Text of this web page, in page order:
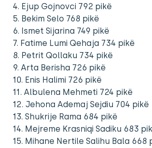
4. Ejup Gojnovci 792 pikë
5. Bekim Selo 768 pikë
6. Ismet Sijarina 749 pikë
7. Fatime Lumi Qehaja 734 pikë
8. Petrit Qollaku 734 pikë
9. Arta Berisha 726 pikë
10. Enis Halimi 726 pikë
11. Albulena Mehmeti 724 pikë
12. Jehona Ademaj Sejdiu 704 pikë
13. Shukrije Rama 684 pikë
14. Mejreme Krasniqi Sadiku 683
15. Mihane Nertile Salihu Bala 668